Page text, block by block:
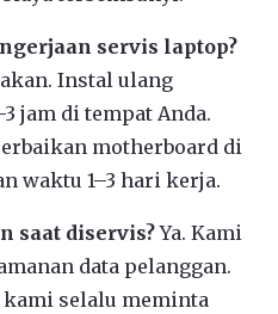
servis laptop?
Instal ulang
jam di tempat Anda.
motherboard di
waktu 1–3 hari kerja.
saat diservis?Ya. Kami
data pelanggan.
selalu meminta